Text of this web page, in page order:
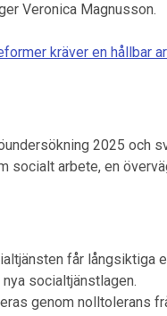
Veronica Magnusson.
kräver en hållbar
2025 och
socialt arbete, en
får långsiktiga
socialtjänstlagen.
genom nolltolerans